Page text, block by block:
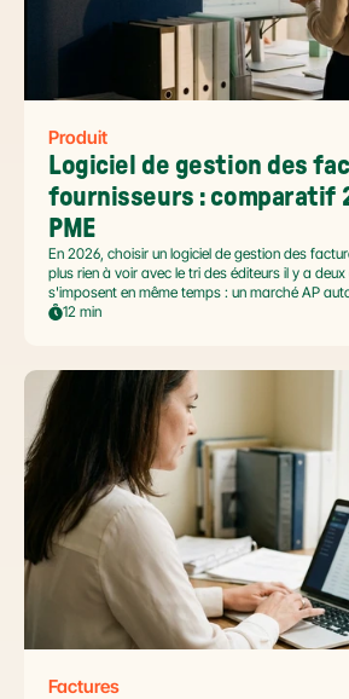
Produit
Logiciel de gestion des
fournisseurs : comparatif
PME
En 2026, choisir un logiciel de gestion des
plus rien à voir avec le tri des éditeurs il y a
s'imposent en même temps : un marché AP
USD en pleine accélération, une réforme facture
de traitement, selon Forrester 2026). Ce
outils pertinents pour les PME françaises et le
dans ce paysage en mouvement.
12 min
Factures